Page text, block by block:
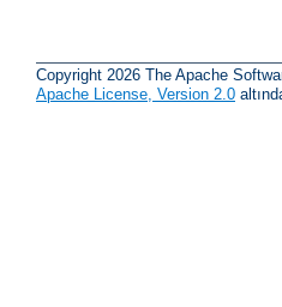
Copyright 2026 The Apache
Apache License, Version 2.0